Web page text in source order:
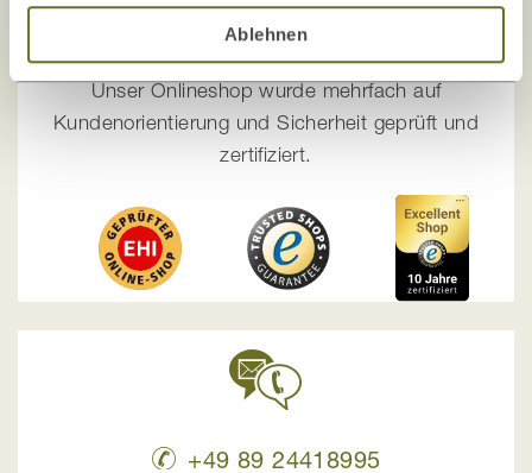
Ablehnen
Die Zufriedenheit unserer Kunden, Sicherheit
und Transparenzstehen bei uns an erster Stelle!
Unser Onlineshop wurde mehrfach auf
Kundenorientierung und Sicherheit geprüft und
zertifiziert.
+49 89 24418995